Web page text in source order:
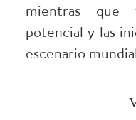
mientras que
potencial y las
escenario